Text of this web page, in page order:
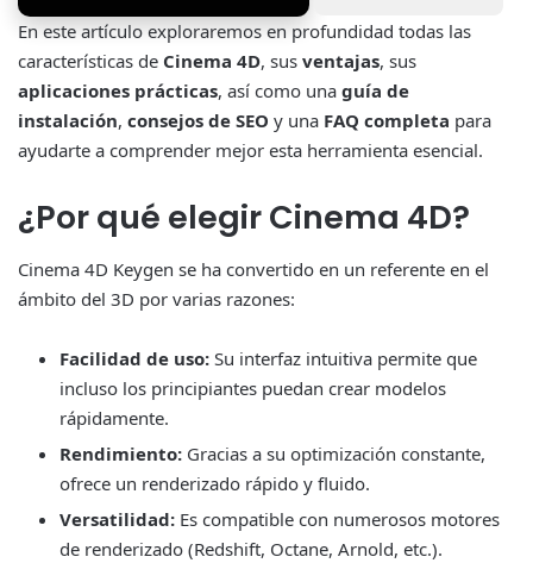
En este artículo exploraremos en profundidad todas las
características de Cinema 4D, sus ventajas, sus
aplicaciones prácticas, así como una guía de
instalación, consejos de SEO y una FAQ completa para
ayudarte a comprender mejor esta herramienta esencial.
¿Por qué elegir Cinema 4D?
Cinema 4D Keygen se ha convertido en un referente en el
ámbito del 3D por varias razones:
Facilidad de uso: Su interfaz intuitiva permite que
incluso los principiantes puedan crear modelos
rápidamente.
Rendimiento: Gracias a su optimización constante,
ofrece un renderizado rápido y fluido.
Versatilidad: Es compatible con numerosos motores
de renderizado (Redshift, Octane, Arnold, etc.).